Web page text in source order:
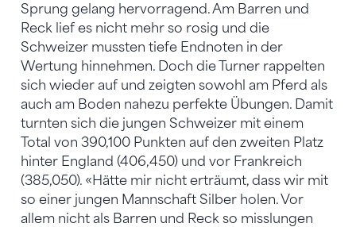
Sprung gelang hervorragend. Am Barren und
Reck lief es nicht mehr so rosig und die
Schweizer mussten tiefe Endnoten in der
Wertung hinnehmen. Doch die Turner rappelten
sich wieder auf und zeigten sowohl am Pferd als
auch am Boden nahezu perfekte Übungen. Damit
turnten sich die jungen Schweizer mit einem
Total von 390,100 Punkten auf den zweiten Platz
hinter England (406,450) und vor Frankreich
(385,050). «Hätte mir nicht erträumt, dass wir mit
so einer jungen Mannschaft Silber holen. Vor
allem nicht als Barren und Reck so misslungen